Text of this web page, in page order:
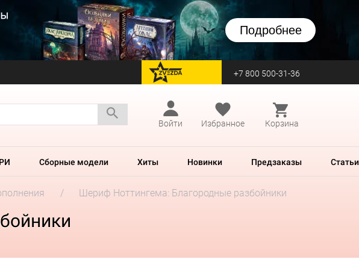
Подробнее
перейти на Zvezda +7 800 500-31-36
Войти
Избранное Корзина
Сборные модели Хиты Новинки Предзаказы Статьи
Шериф Ноттингема: Благородные разбойники